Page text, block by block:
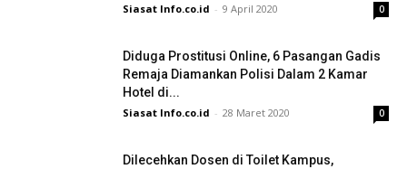
Siasat Info.co.id - 9 April 2020 0
Diduga Prostitusi Online, 6 Pasangan Gadis
Remaja Diamankan Polisi Dalam 2 Kamar
Hotel di...
Siasat Info.co.id - 28 Maret 2020 0
Dilecehkan Dosen di Toilet Kampus,